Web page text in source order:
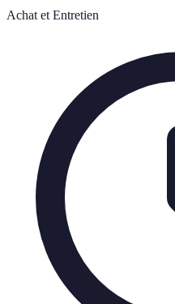
Achat et Entretien